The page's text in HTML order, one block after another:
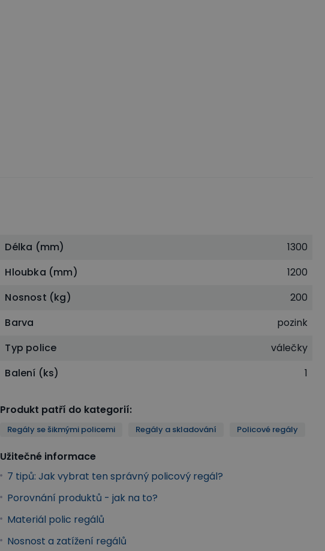
Délka (mm)
1300
Hloubka (mm)
1200
Nosnost (kg)
200
Barva
pozink
Typ police
válečky
Balení (ks)
1
Produkt patří do kategorií:
Regály se šikmými policemi Regály a skladování Policové regály
Užitečné informace
7 tipů: Jak vybrat ten správný policový regál?
Porovnání produktů - jak na to?
Materiál polic regálů
Nosnost a zatížení regálů